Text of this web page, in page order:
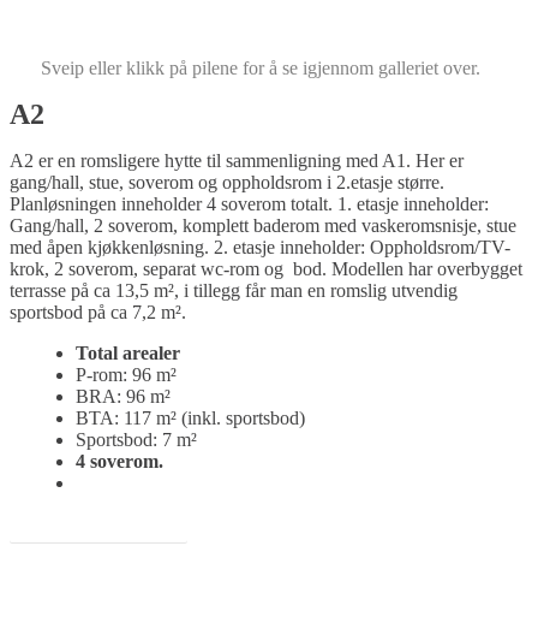
Sveip eller klikk på pilene for å se igjennom galleriet over.
A2
A2 er en romsligere hytte til sammenligning med A1. Her er
gang/hall, stue, soverom og oppholdsrom i 2.etasje større.
Planløsningen inneholder 4 soverom totalt. 1. etasje inneholder:
Gang/hall, 2 soverom, komplett baderom med vaskeromsnisje, stue
med åpen kjøkkenløsning. 2. etasje inneholder: Oppholdsrom/TV-
krok, 2 soverom, separat wc-rom og bod. Modellen har overbygget
terrasse på ca 13,5 m², i tillegg får man en romslig utvendig
sportsbod på ca 7,2 m².
Total arealer
P-rom: 96 m²
BRA: 96 m²
BTA: 117 m² (inkl. sportsbod)
Sportsbod: 7 m²
4 soverom.